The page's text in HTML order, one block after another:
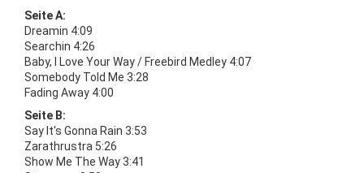
Seite A:
Dreamin 4:09
Searchin 4:26
Baby, I Love Your Way / Freebird Medley 4:07
Somebody Told Me 3:28
Fading Away 4:00
Seite B:
Say It's Gonna Rain 3:53
Zarathrustra 5:26
Show Me The Way 3:41